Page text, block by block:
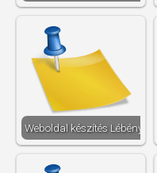
Weboldal készítés​ Lébény